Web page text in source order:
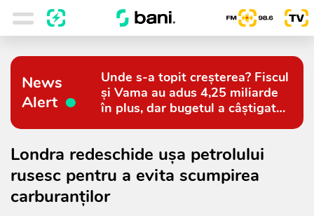
News
Alert
Unde s-a topit creșterea? Fiscul
și Vama au adus 4,25 miliarde
în plus, dar bugetul a câștigat
Londra redeschide ușa petrolului
rusesc pentru a evita scumpirea
carburanților